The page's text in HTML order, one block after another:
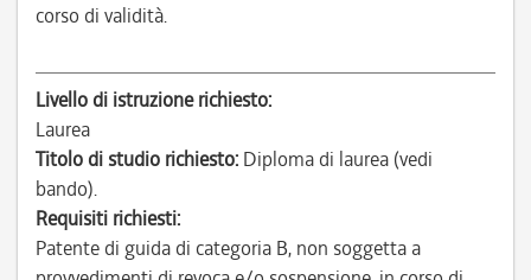
corso di validità.
Livello di istruzione richiesto:
Laurea
Titolo di studio richiesto: Diploma di laurea (vedi
bando).
Requisiti richiesti:
Patente di guida di categoria B, non soggetta a